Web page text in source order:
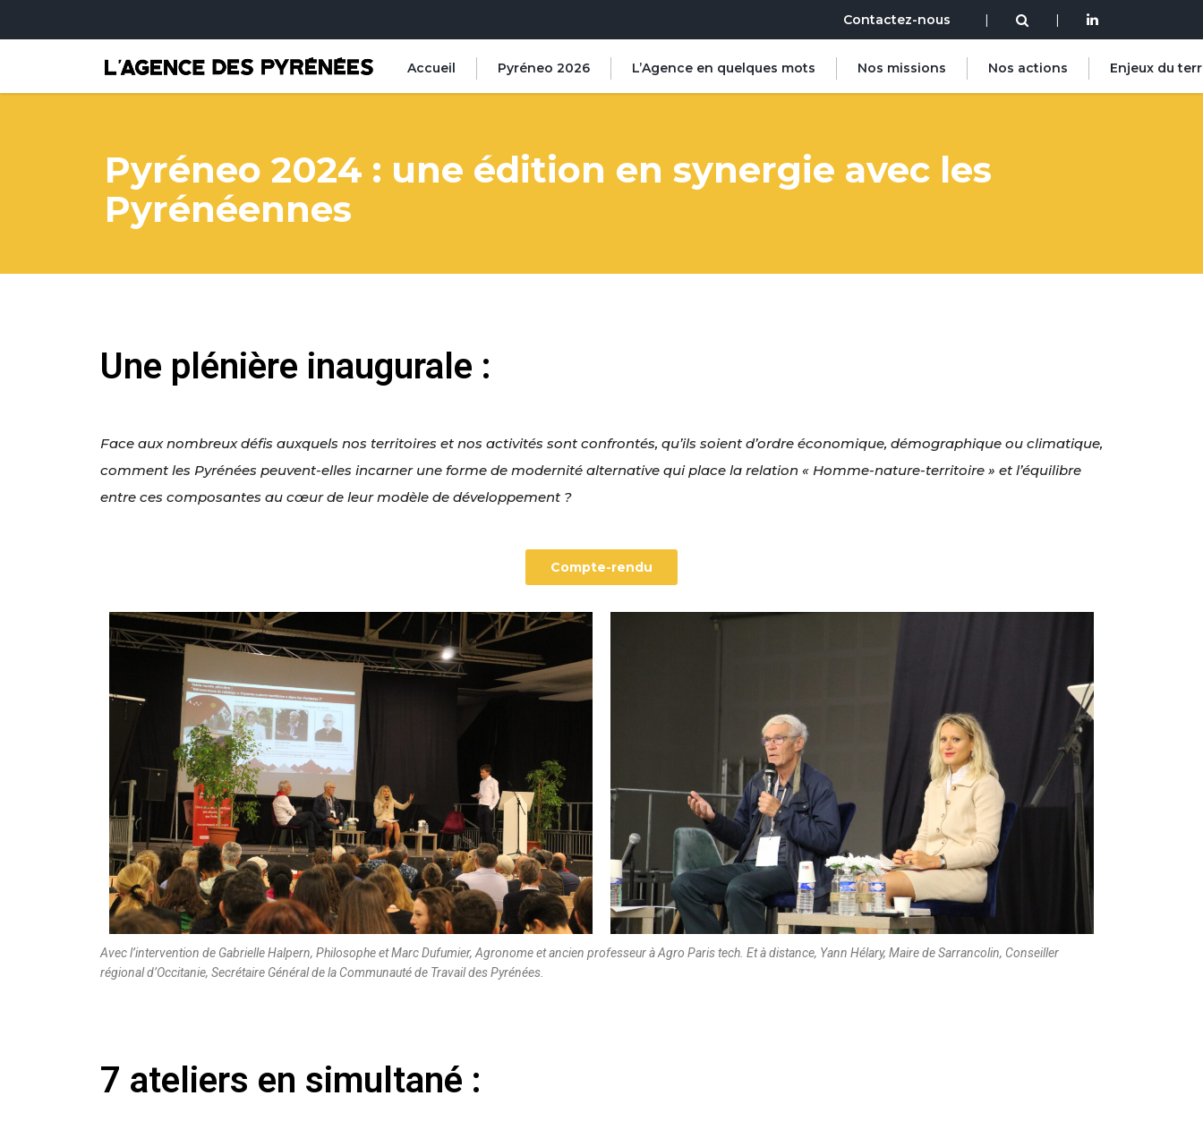
Contactez-nous | |
Accueil Pyréneo 2026 L’Agence en quelques mots Nos missions Nos actions Enjeux du
Pyréneo 2024 : une édition en synergie avec les
Pyrénéennes
Une plénière inaugurale :
Face aux nombreux défis auxquels nos territoires et nos activités sont confrontés, qu’ils soient d’ordre économique, démographique ou climatique,
comment les Pyrénées peuvent-elles incarner une forme de modernité alternative qui place la relation « Homme-nature-territoire » et l’équilibre
entre ces composantes au cœur de leur modèle de développement ?
Compte-rendu
Avec l’intervention de Gabrielle Halpern, Philosophe et Marc Dufumier, Agronome et ancien professeur à Agro Paris tech. Et à distance, Yann Hélary, Maire de Sarrancolin, Conseiller
régional d’Occitanie, Secrétaire Général de la Communauté de Travail des Pyrénées.
7 ateliers en simultané :